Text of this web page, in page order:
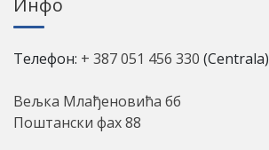
Телефон: + 387 051 456 330 (Centrala)
Вељка Млађеновића бб
Поштански фах 88